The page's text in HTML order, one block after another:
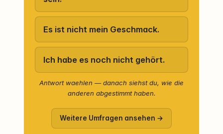
Es ist nicht mein Geschmack.
Ich habe es noch nicht gehört.
Antwort waehlen — danach siehst du, wie die
anderen abgestimmt haben.
Weitere Umfragen ansehen →